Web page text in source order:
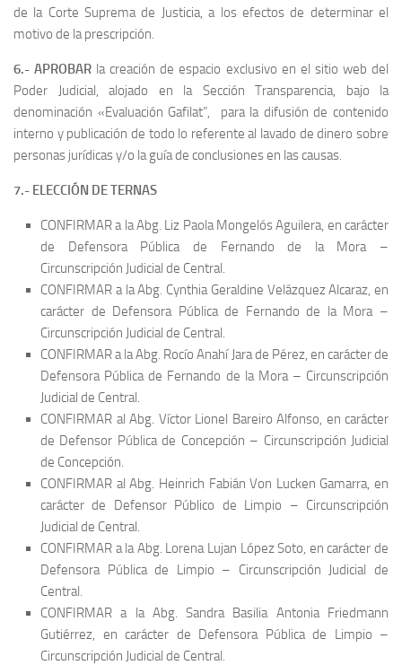
de la Corte Suprema de Justicia, a los efectos de determinar el
motivo de la prescripción.
6.- APROBAR la creación de espacio exclusivo en el sitio web del
Poder Judicial, alojado en la Sección Transparencia, bajo la
denominación «Evaluación Gafilat”, para la difusión de contenido
interno y publicación de todo lo referente al lavado de dinero sobre
personas jurídicas y/o la guía de conclusiones en las causas.
7.- ELECCIÓN DE TERNAS
CONFIRMAR a la Abg. Liz Paola Mongelós Aguilera, en carácter
de Defensora Pública de Fernando de la Mora –
Circunscripción Judicial de Central.
CONFIRMAR a la Abg. Cynthia Geraldine Velázquez Alcaraz, en
carácter de Defensora Pública de Fernando de la Mora –
Circunscripción Judicial de Central.
CONFIRMAR a la Abg. Rocío Anahí Jara de Pérez, en carácter de
Defensora Pública de Fernando de la Mora – Circunscripción
Judicial de Central.
CONFIRMAR al Abg. Víctor Lionel Bareiro Alfonso, en carácter
de Defensor Pública de Concepción – Circunscripción Judicial
de Concepción.
CONFIRMAR al Abg. Heinrich Fabián Von Lucken Gamarra, en
carácter de Defensor Público de Limpio – Circunscripción
Judicial de Central.
CONFIRMAR a la Abg. Lorena Lujan López Soto, en carácter de
Defensora Pública de Limpio – Circunscripción Judicial de
Central.
CONFIRMAR a la Abg. Sandra Basilia Antonia Friedmann
Gutiérrez, en carácter de Defensora Pública de Limpio –
Circunscripción Judicial de Central.